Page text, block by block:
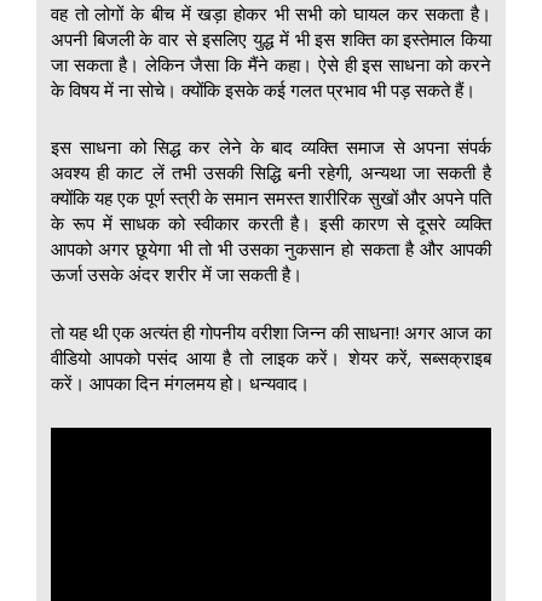
वह तो लोगों के बीच में खड़ा होकर भी सभी को घायल कर सकता है।
अपनी बिजली के वार से इसलिए युद्ध में भी इस शक्ति का इस्तेमाल किया
जा सकता है। लेकिन जैसा कि मैंने कहा। ऐसे ही इस साधना को करने
के विषय में ना सोचे। क्योंकि इसके कई गलत प्रभाव भी पड़ सकते हैं।
इस साधना को सिद्ध कर लेने के बाद व्यक्ति समाज से अपना संपर्क
अवश्य ही काट लें तभी उसकी सिद्धि बनी रहेगी, अन्यथा जा सकती है
क्योंकि यह एक पूर्ण स्त्री के समान समस्त शारीरिक सुखों और अपने पति
के रूप में साधक को स्वीकार करती है। इसी कारण से दूसरे व्यक्ति
आपको अगर छूयेगा भी तो भी उसका नुकसान हो सकता है और आपकी
ऊर्जा उसके अंदर शरीर में जा सकती है।
तो यह थी एक अत्यंत ही गोपनीय वरीशा जिन्न की साधना! अगर आज का
वीडियो आपको पसंद आया है तो लाइक करें। शेयर करें, सब्सक्राइब
करें। आपका दिन मंगलमय हो। धन्यवाद।